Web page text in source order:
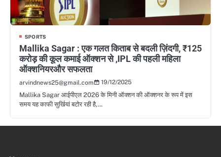
SPORTS
Mallika Sagar : एक गलत किताब से बदली ज़िंदगी, ₹125
करोड़ की कूल कमाई ऑक्शन से ,IPL की पहली महिला
ऑक्शनियरऔर सफलता
arvindnews25@gmail.com
19/12/2025
Mallika Sagar आईपीएल 2026 के मिनी ऑक्शन की ऑक्शनर के रूप में इस
समय यह काफी सुर्खियां बटोर रही है,…